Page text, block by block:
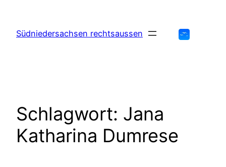
springen
Südniedersachsen rechtsaussen
Schlagwort: Jana
Katharina Dumrese